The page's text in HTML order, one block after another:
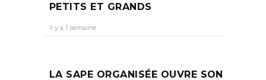
PETITS ET GRANDS
Il y a 1 semaine
LA SAPE ORGANISÉE OUVRE SON